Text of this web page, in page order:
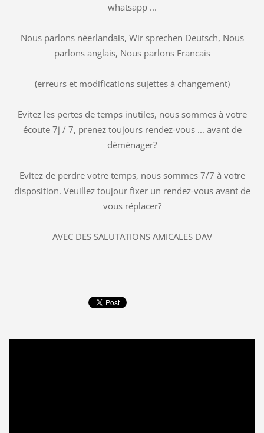
whatsapp ...
Nous parlons néerlandais, Wir sprechen Deutsch, Nous
parlons anglais, Nous parlons Francais
(erreurs et modifications sujettes à changement)
Evitez les pertes de temps inutiles, nous sommes à votre
écoute 7j / 7, prenez toujours rendez-vous ... avant de
déménager?
Evitez de perdre votre temps, nous sommes 7/7 à votre
disposition. Veuillez toujour fixer un rendez-vous avant de
vous réplacer?
AVEC DES SALUTATIONS AMICALES DAV